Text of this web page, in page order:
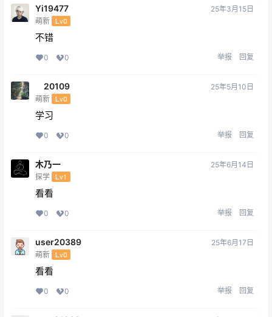
Yi19477
萌新 Lv0
25年3月15日
不错
0 0 举报 回复
20109
萌新 Lv0
25年5月10日
学习
0 0 举报 回复
木乃一
探学 Lv1
25年6月14日
看看
0 0 举报 回复
user20389
萌新 Lv0
25年6月17日
看看
0 0 举报 回复